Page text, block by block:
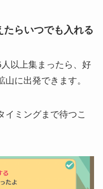
らいつでも入れる
以上集まったら、好
に出発できます。
イミングまで待つこ